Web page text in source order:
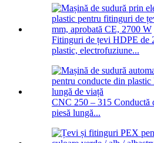
Fitinguri de țevi HDPE de
plastic, electrofuziune...
CNC 250 – 315 Conductă
piesă lungă...